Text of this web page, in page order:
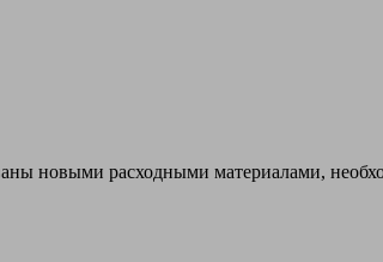
новыми расходными материалами,